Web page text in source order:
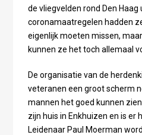
de vliegvelden rond Den Haag
coronamaatregelen hadden
eigenlijk moeten missen,
kunnen ze het toch allemaal
De organisatie van de
veteranen een groot scherm
mannen het goed kunnen
zijn huis in Enkhuizen en is er
Leidenaar Paul Moerman